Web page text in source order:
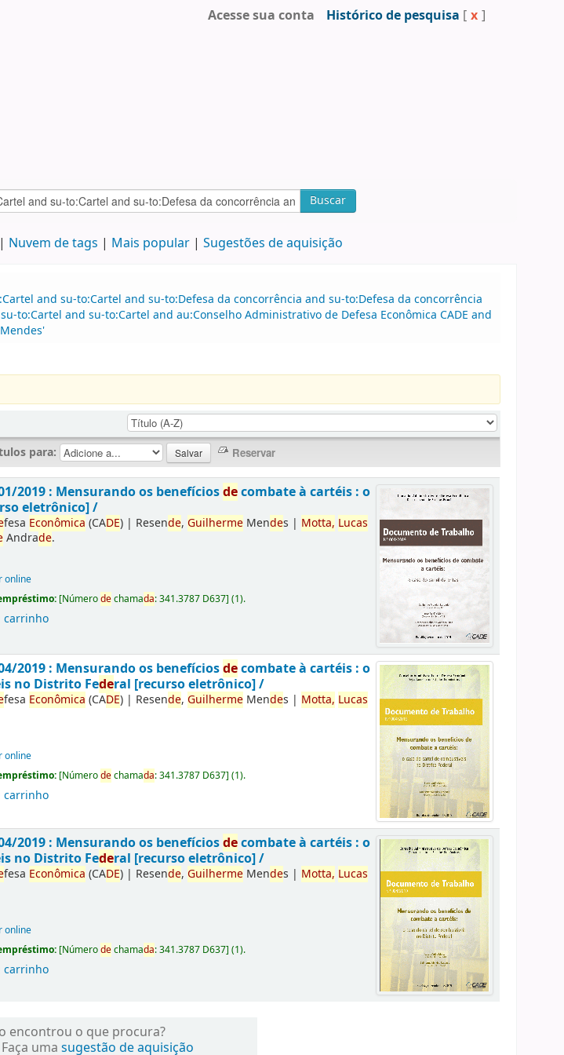
Acesse sua conta Histórico de pesquisa [ x ]
Buscar
Nuvem de tags Mais popular Sugestões de aquisição
and su-to:Cartel and su-to:Defesa da concorrência and su-to:Defesa da concorrência
to:Cartel and su-to:Cartel and au:Conselho Administrativo de Defesa Econômica CADE and
para:
2019 : Mensurando os benefíciosdecombate à cartéis : o
eletrônico] /
fesa Econômica (CADE) | Resende,Guilherme Mendes | Motta, Lucas
Andrade.
online
[Númerodechamada:341.3787 D637](1).
carrinho
2019 : Mensurando os benefíciosdecombate à cartéis : o
no Distrito Federal [recurso eletrônico] /
fesa Econômica (CADE) | Resende,Guilherme Mendes | Motta, Lucas
online
[Númerodechamada:341.3787 D637](1).
carrinho
2019 : Mensurando os benefíciosdecombate à cartéis : o
no Distrito Federal [recurso eletrônico] /
fesa Econômica (CADE) | Resende,Guilherme Mendes | Motta, Lucas
online
[Númerodechamada:341.3787 D637](1).
carrinho
encontrou o que procura?
Faça uma sugestão de aquisição